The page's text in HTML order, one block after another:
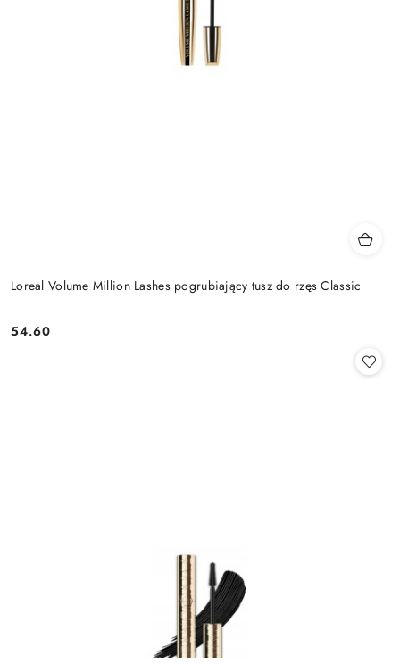
Loreal Volume Million Lashes pogrubiający tusz do rzęs Classic
Cena:
54.60